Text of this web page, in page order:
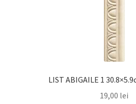
LIST ABIGAILE 1
19,00 lei